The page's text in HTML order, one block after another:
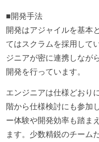
■開発手法
開発はアジャイルを基本
てはスクラムを採用して
ジニアが密に連携しなが
開発を行っています。
エンジニアは仕様どおり
階から仕様検討にも参加
ー体験や開発効率も踏ま
ます。少数精鋭のチーム